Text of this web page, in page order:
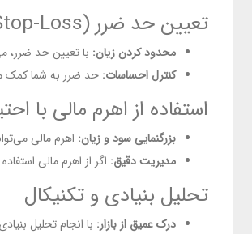
تعیین حد ضرر (Stop-Loss)
محدود کردن زیان: با تعیین حد
کنترل احساسات: حد ضرر به شما کمک
استفاده از اهرم مالی با
بزرگنمایی سود و زیان: اهرم مالی
مدیریت دقیق: اگر از اهرم مالی
تحلیل بنیادی و تکنیکال
درک عمیق از بازار: با انجام تحلیل